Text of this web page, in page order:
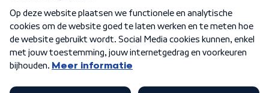
Algemene voorwaarden Privacybeleid